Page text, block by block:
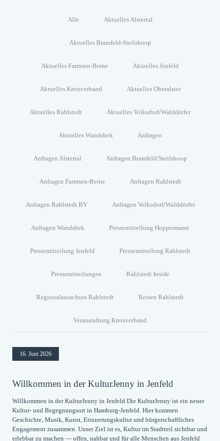
Alle Aktuelles Alstertal
Aktuelles Bramfeld-Steilshoop
Aktuelles Farmsen-Berne Aktuelles Jenfeld
Aktuelles Kreisverband Aktuelles Oberalster
Aktuelles Rahlstedt Aktuelles Volksdorf/Walddörfer
Aktuelles Wandsbek Anfragen
Anfragen Alstertal Anfragen Bramfeld/Steilshoop
Anfragen Farmsen-Berne Anfragen Rahlstedt
Anfragen Rahlstedt BV Anfragen Volksdorf/Walddörfer
Anfragen Wandsbek Pressemitteilung Hoppermann
Pressemitteilung Jenfeld Pressemitteilung Rahlstedt
Pressemitteilungen Rahlstedt Inside
Regionalausschuss Rahlstedt Reisen Rahlstedt
Veranstaltung Kreisverband
16. Juni 2026
Willkommen in der KulturJenny in Jenfeld
Willkommen in der KulturJenny in Jenfeld Die KulturJenny ist ein neuer
Kultur- und Begegnungsort in Hamburg-Jenfeld. Hier kommen
Geschichte, Musik, Kunst, Erinnerungskultur und bürgerschaftliches
Engagement zusammen. Unser Ziel ist es, Kultur im Stadtteil sichtbar und
erlebbar zu machen — offen, nahbar und für alle Menschen aus Jenfeld